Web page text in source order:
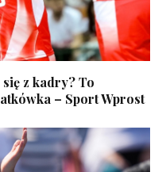
z kadry? To
– Sport Wprost